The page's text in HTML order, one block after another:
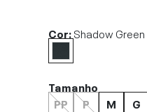
Cor:Shadow Green
Tamanho
PP
P M G